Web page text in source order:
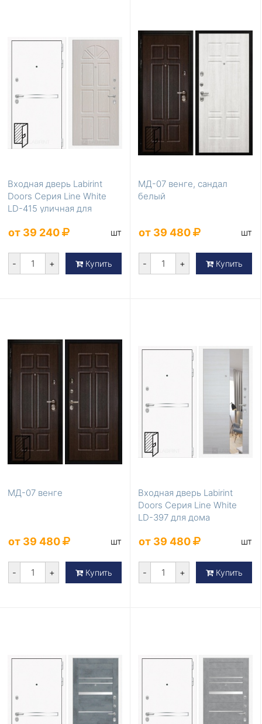
Входная дверь Labirint
Doors Серия Line White
LD-415 уличная для
от 39 240 шт
- + Купить
МД-07 венге, сандал
белый
от 39 480 шт
- + Купить
МД-07 венге
от 39 480 шт
- + Купить
Входная дверь Labirint
Doors Серия Line White
LD-397 для дома
от 39 480 шт
- + Купить